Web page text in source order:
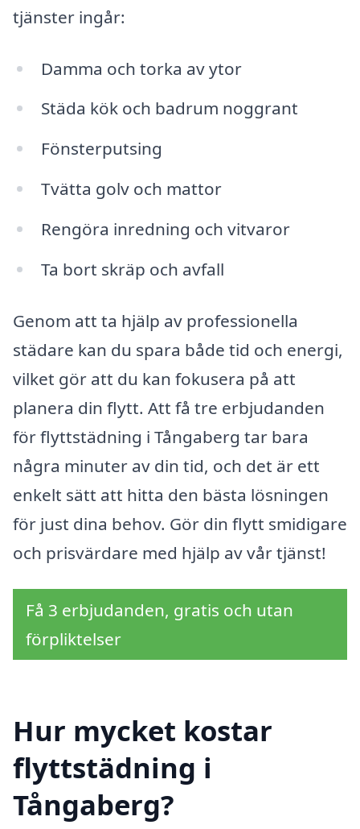
tjänster ingår:
Damma och torka av ytor
Städa kök och badrum noggrant
Fönsterputsing
Tvätta golv och mattor
Rengöra inredning och vitvaror
Ta bort skräp och avfall
Genom att ta hjälp av professionella
städare kan du spara både tid och energi,
vilket gör att du kan fokusera på att
planera din flytt. Att få tre erbjudanden
för flyttstädning i Tångaberg tar bara
några minuter av din tid, och det är ett
enkelt sätt att hitta den bästa lösningen
för just dina behov. Gör din flytt smidigare
och prisvärdare med hjälp av vår tjänst!
Få 3 erbjudanden, gratis och utan
förpliktelser
Hur mycket kostar
flyttstädning i
Tångaberg?